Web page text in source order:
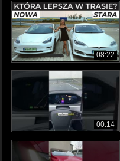
08:22
00:14